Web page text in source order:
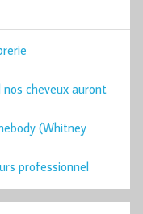
cheveux auront
(Whitney
professionnel